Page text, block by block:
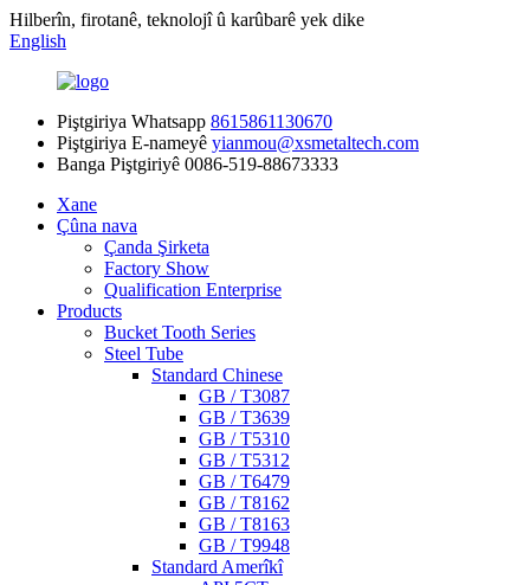
Hilberîn, firotanê, teknolojî û karûbarê yek dike
English
Piştgiriya Whatsapp 8615861130670
Piştgiriya E-nameyê yianmou@xsmetaltech.com
Banga Piştgiriyê 0086-519-88673333
Xane
Çûna nava
Çanda Şirketa
Factory Show
Qualification Enterprise
Products
Bucket Tooth Series
Steel Tube
Standard Chinese
GB / T3087
GB / T3639
GB / T5310
GB / T5312
GB / T6479
GB / T8162
GB / T8163
GB / T9948
Standard Amerîkî